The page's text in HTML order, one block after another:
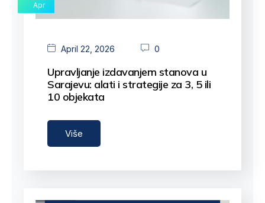
Apr
April 22, 2026 0
Upravljanje izdavanjem stanova u
Sarajevu: alati i strategije za 3, 5 ili
10 objekata
Više